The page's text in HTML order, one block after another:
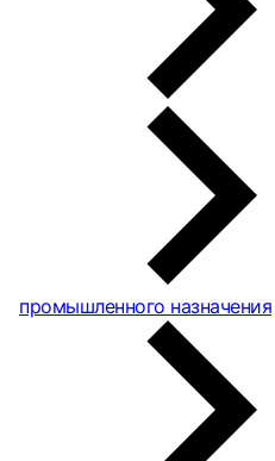
промышленного назначения